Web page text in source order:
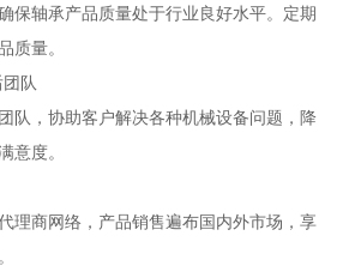
保轴承产品质量处于行业良好水平。定期
质量。
队
队，协助客户解决各种机械设备问题，降
意度。
理商网络，产品销售遍布国内外市场，享